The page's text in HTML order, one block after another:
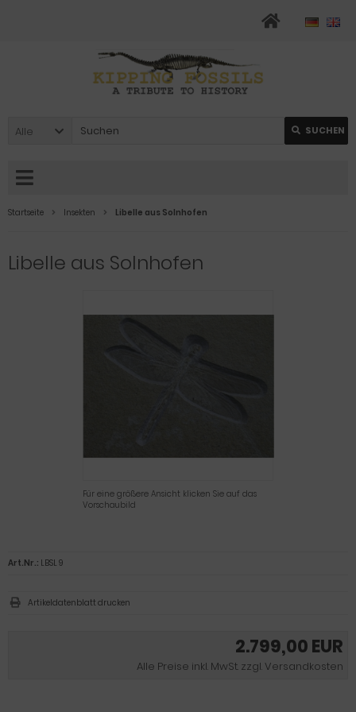
Alle SUCHEN
Startseite Insekten Libelle aus Solnhofen
Libelle aus Solnhofen
Für eine größere Ansicht klicken Sie auf das
Vorschaubild
2.799,00 EUR
Alle Preise inkl. MwSt. zzgl. Versandkosten
Art.Nr.: LBSL 9
Artikeldatenblatt drucken